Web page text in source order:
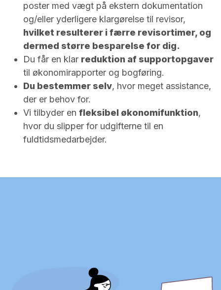
poster med vægt på ekstern dokumentation
og/eller yderligere klargørelse til revisor,
hvilket resulterer i færre revisortimer, og
dermed større besparelse for dig.
Du får en klar reduktion af supportopgaver
til økonomirapporter og bogføring.
Du bestemmer selv, hvor meget assistance,
der er behov for.
Vi tilbyder en fleksibel økonomifunktion,
hvor du slipper for udgifterne til en
fuldtidsmedarbejder.